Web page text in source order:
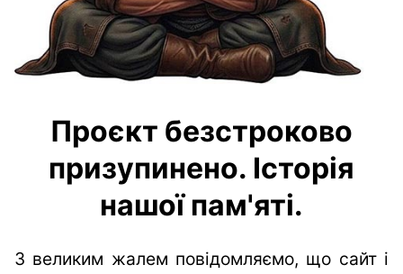
Проєкт безстроково
призупинено. Історія
нашої пам'яті.
З великим жалем повідомляємо, що сайт і